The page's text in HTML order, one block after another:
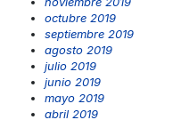
octubre 2019
septiembre 2019
agosto 2019
julio 2019
junio 2019
mayo 2019
abril 2019